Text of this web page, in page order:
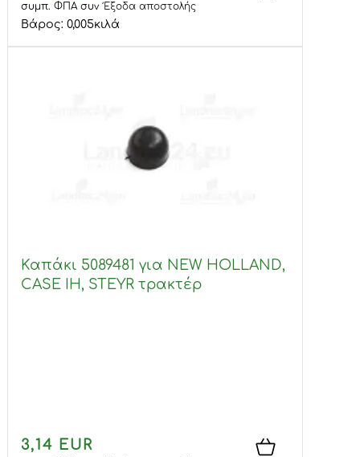
συμπ. ΦΠΑσυνΈξοδα αποστολής
Βάρος: 0,005κιλά
Καπάκι 5089481 για NEW HOLLAND,
CASE IH, STEYR τρακτέρ
3,14 EUR